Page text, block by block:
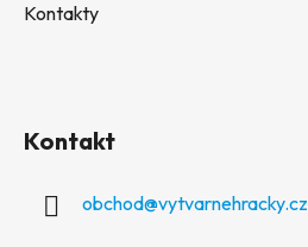
Kontakty
Kontakt
obchod@vytvarnehracky.cz